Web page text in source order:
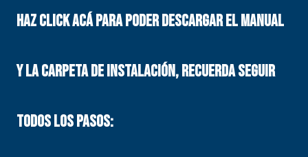
Haz Click acá para poder descargar el manual
y la carpeta de instalación, Recuerda seguir
todos los pasos: